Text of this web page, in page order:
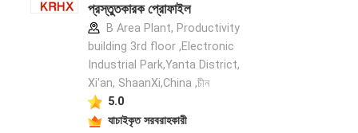
প্রস্তুতকারক প্রোফাইল
B Area Plant, Productivity
building 3rd floor ,Electronic
Industrial Park,Yanta District,
Xi'an, ShaanXi,China ,চীন
5.0
যাচাইকৃত সরবরাহকারী